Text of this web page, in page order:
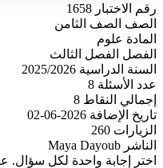
رقم الاختبار 1658
الصف الصف الثامن
المادة علوم
الفصل الفصل الثالث
السنة الدراسية 2025/2026
عدد الأسئلة 8
إجمالي النقاط 8
تاريخ الإضافة 2026-06-02
الزيارات 260
الناشر Maya Dayoub
اختر إجابة واحدة لكل سؤال.